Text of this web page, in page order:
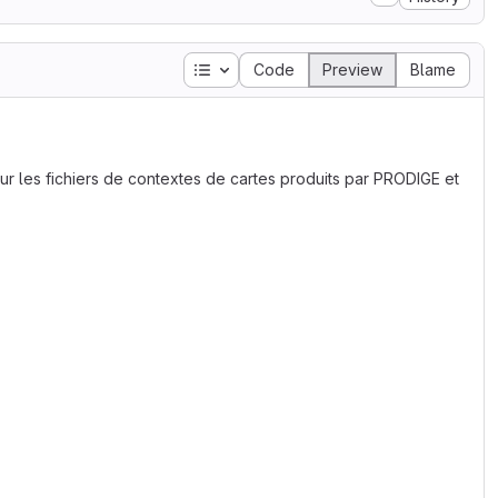
Table of contents
Code Preview Blame
les fichiers de contextes de cartes produits par PRODIGE et